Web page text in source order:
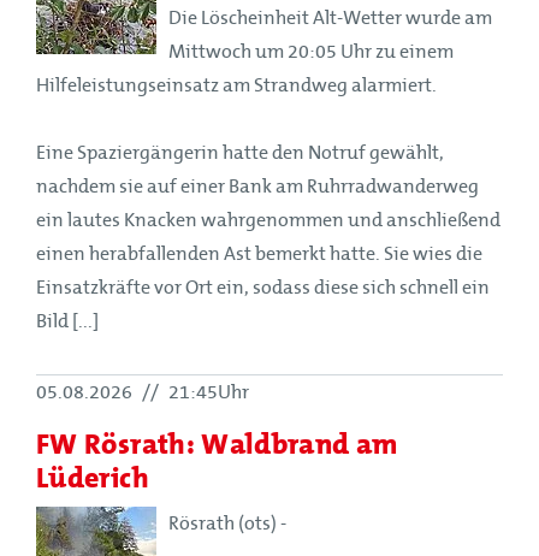
Die Löscheinheit Alt-Wetter wurde am
Mittwoch um 20:05 Uhr zu einem
Hilfeleistungseinsatz am Strandweg alarmiert.
Eine Spaziergängerin hatte den Notruf gewählt,
nachdem sie auf einer Bank am Ruhrradwanderweg
ein lautes Knacken wahrgenommen und anschließend
einen herabfallenden Ast bemerkt hatte. Sie wies die
Einsatzkräfte vor Ort ein, sodass diese sich schnell ein
Bild [...]
05.08.2026 // 21:45Uhr
FW Rösrath: Waldbrand am
Lüderich
Rösrath (ots) -